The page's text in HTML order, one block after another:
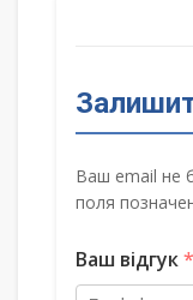
Ваш email не
поля
Ваш відгук*